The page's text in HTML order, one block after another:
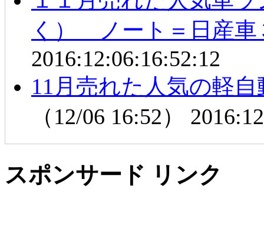
く） ノート＝日産車
2016:12:06:16:52:12
11月売れた人気の軽
（12/06 16:52）
スポンサード リンク